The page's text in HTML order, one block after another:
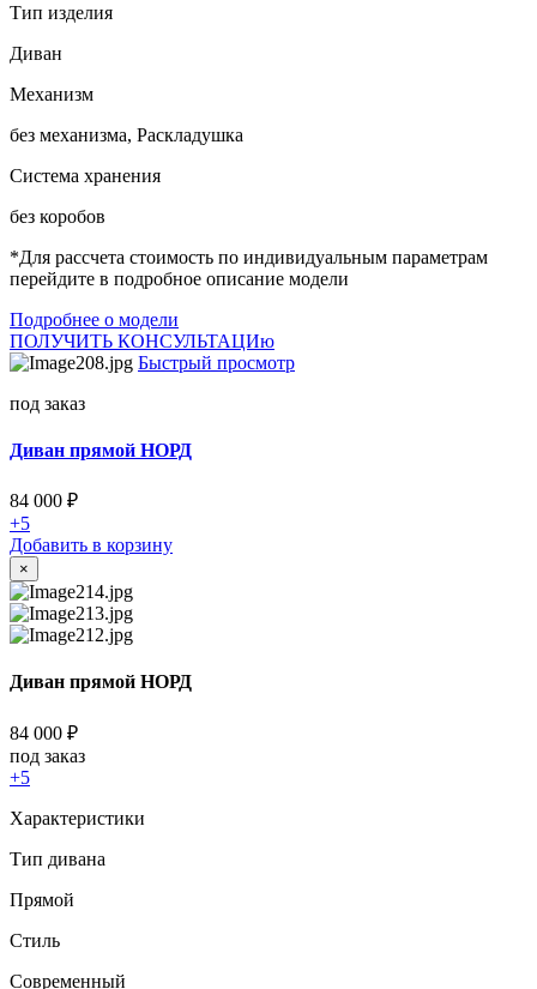
Тип изделия
Диван
Механизм
без механизма, Раскладушка
Система хранения
без коробов
*Для рассчета стоимость по индивидуальным параметрам
перейдите в подробное описание модели
Подробнее о модели
ПОЛУЧИТЬ КОНСУЛЬТАЦИю
Быстрый просмотр
под заказ
Диван прямой НОРД
84 000 ₽
+5
Добавить в корзину
×
Диван прямой НОРД
84 000 ₽
под заказ
+5
Характеристики
Тип дивана
Прямой
Стиль
Современный